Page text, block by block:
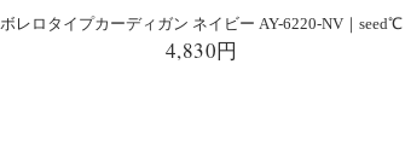
ボレロタイプカーディガン ネイビー AY-6220-NV｜seed℃
4,830円